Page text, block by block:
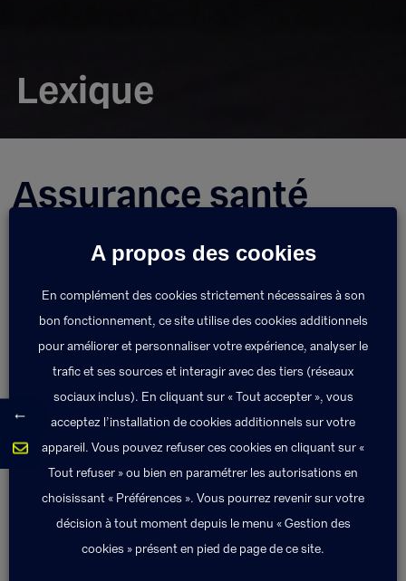
Lexique
Assurance santé
individuelle
Également appelée complémentaire santé ou
mutuelle santé, elle désigne les contrats souscrits à
titre individuel afin d’obtenir le remboursement de
tout ou partie des dépenses de santé en
complément de l’assurance maladie obligatoire.
Retour au lexique
Assurances
A propos des cookies
En complément des cookies strictement nécessaires à son
bon fonctionnement, ce site utilise des cookies additionnels
pour améliorer et personnaliser votre expérience, analyser le
trafic et ses sources et interagir avec des tiers (réseaux
sociaux inclus). En cliquant sur « Tout accepter », vous
acceptez l’installation de cookies additionnels sur votre
appareil. Vous pouvez refuser ces cookies en cliquant sur «
Tout refuser » ou bien en paramétrer les autorisations en
choisissant « Préférences ». Vous pourrez revenir sur votre
décision à tout moment depuis le menu « Gestion des
cookies » présent en pied de page de ce site.
←